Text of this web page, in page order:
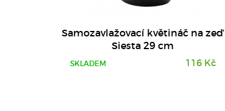
Samozavlažovací květináč na zeď
Siesta 29 cm
SKLADEM 116 Kč